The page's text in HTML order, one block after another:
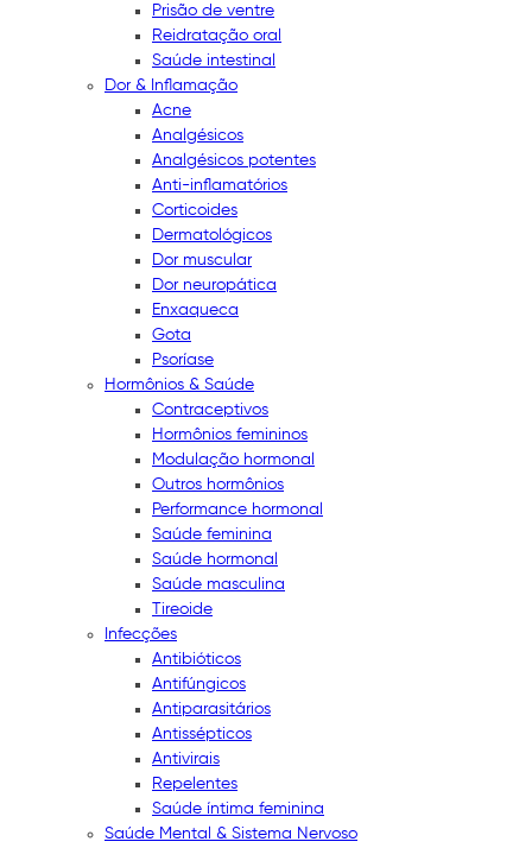
Prisão de ventre
Reidratação oral
Saúde intestinal
Dor & Inflamação
Acne
Analgésicos
Analgésicos potentes
Anti-inflamatórios
Corticoides
Dermatológicos
Dor muscular
Dor neuropática
Enxaqueca
Gota
Psoríase
Hormônios & Saúde
Contraceptivos
Hormônios femininos
Modulação hormonal
Outros hormônios
Performance hormonal
Saúde feminina
Saúde hormonal
Saúde masculina
Tireoide
Infecções
Antibióticos
Antifúngicos
Antiparasitários
Antissépticos
Antivirais
Repelentes
Saúde íntima feminina
Saúde Mental & Sistema Nervoso